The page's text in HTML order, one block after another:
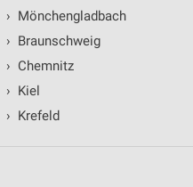
› Mönchengladbach
› Braunschweig
› Chemnitz
› Kiel
› Krefeld